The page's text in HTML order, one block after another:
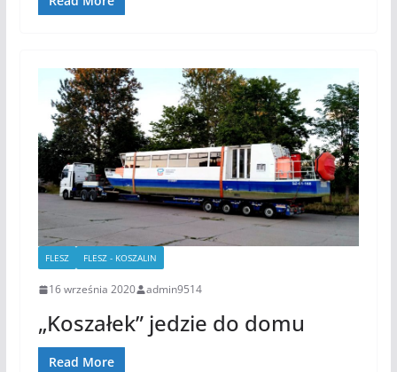
FLESZ FLESZ - KOSZALIN
16 września 2020 admin9514
„Koszałek” jedzie do domu
Read More